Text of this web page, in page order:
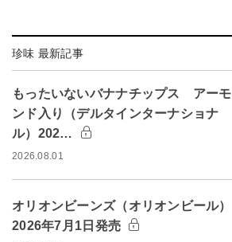
珍味 最新記事
もったいないバナナチップス アーモ
ンド入り（デルタインターナショナ
ル）202…
2026.08.01
オリオンビーンズ（オリオンビール）
2026年7月1日発売